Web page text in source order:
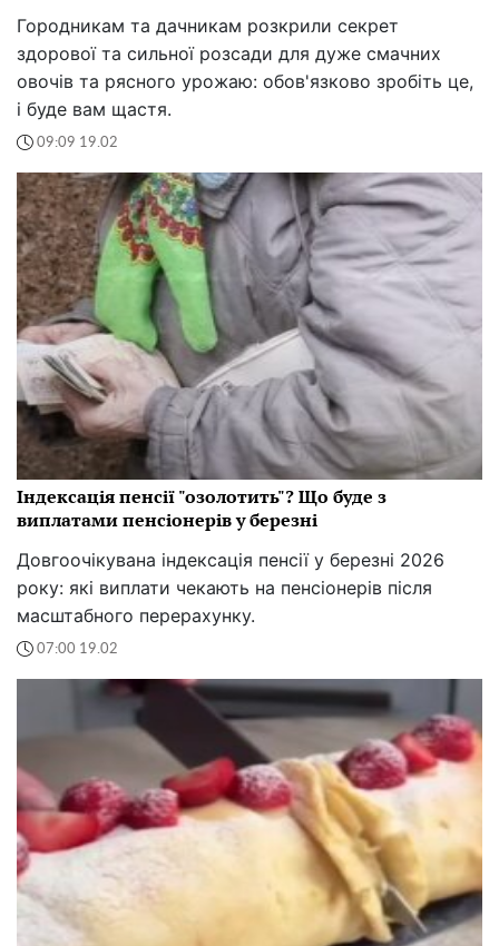
Городникам та дачникам розкрили секрет
здорової та сильної розсади для дуже смачних
овочів та рясного урожаю: обов'язково зробіть це,
і буде вам щастя.
09:09 19.02
Індексація пенсії "озолотить"? Що буде з
виплатами пенсіонерів у березні
Довгоочікувана індексація пенсії у березні 2026
року: які виплати чекають на пенсіонерів після
масштабного перерахунку.
07:00 19.02